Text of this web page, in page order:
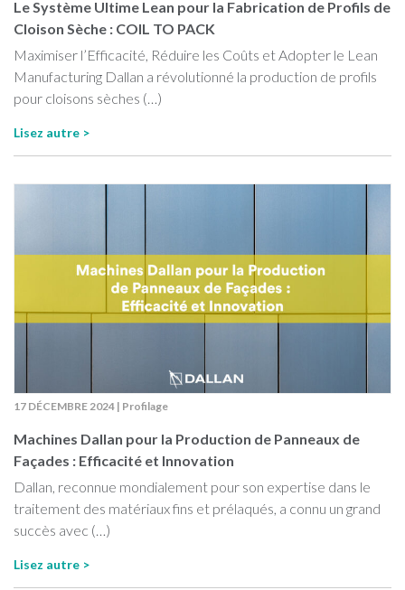
Le Système Ultime Lean pour la Fabrication de Profils de
Cloison Sèche : COIL TO PACK
Maximiser l’Efficacité, Réduire les Coûts et Adopter le Lean
Manufacturing Dallan a révolutionné la production de profils
pour cloisons sèches (…)
Lisez autre >
17 DÉCEMBRE 2024 | Profilage
Machines Dallan pour la Production de Panneaux de
Façades : Efficacité et Innovation
Dallan, reconnue mondialement pour son expertise dans le
traitement des matériaux fins et prélaqués, a connu un grand
succès avec (…)
Lisez autre >